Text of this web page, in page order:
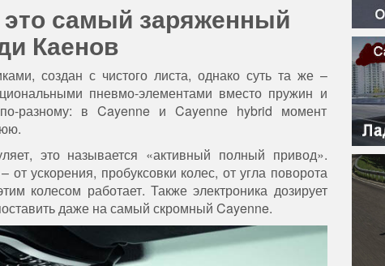
это самый заряженный
Каенов
создан с чистого листа, однако суть та же –
пневмо-элементами вместо пружин и
разному: в Cayenne и Cayenne hybrid момент
это называется «активный полный привод».
ускорения, пробуксовки колес, от угла поворота
колесом работает. Также электроника дозирует
даже на самый скромный Cayenne.